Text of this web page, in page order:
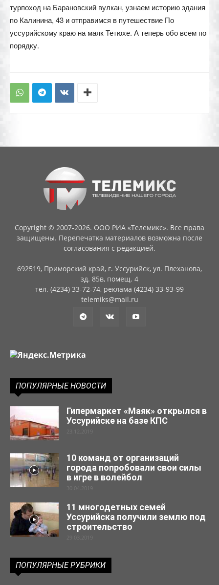
турпоход на Барановский вулкан, узнаем историю здания
по Калинина, 43 и отправимся в путешествие По
уссурийскому краю на маяк Тетюхе. А теперь обо всем по
порядку.
Copyright © 2007-2026. ООО РИА «Телемикс». Все права
защищены. Перепечатка материалов возможна после
согласования с редакцией.
692519, Приморский край, г. Уссурийск, ул. Плеханова,
зд. 85в, помещ. 4
тел. (4234) 33-72-74, реклама (4234) 33-93-99
telemiks@mail.ru
ПОПУЛЯРНЫЕ НОВОСТИ
Гипермаркет «Маяк» открылся в
Уссурийске на базе КПС
23.12.2019
10 команд от организаций
города попробовали свои силы
в игре в волейбол
30.04.2019
11 многодетных семей
Уссурийска получили землю под
строительство
29.03.2019
ПОПУЛЯРНЫЕ РУБРИКИ